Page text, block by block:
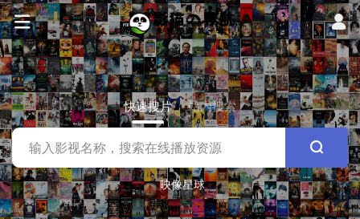
快速搜片 站内搜索
映像星球